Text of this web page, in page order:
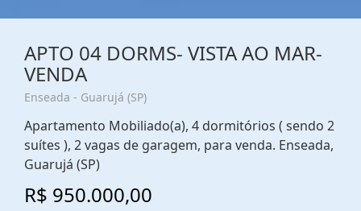
APTO 04 DORMS- VISTA AO MAR-
VENDA
Enseada - Guarujá (SP)
Apartamento Mobiliado(a), 4 dormitórios ( sendo 2
suítes ), 2 vagas de garagem, para venda. Enseada,
Guarujá (SP)
R$ 950.000,00